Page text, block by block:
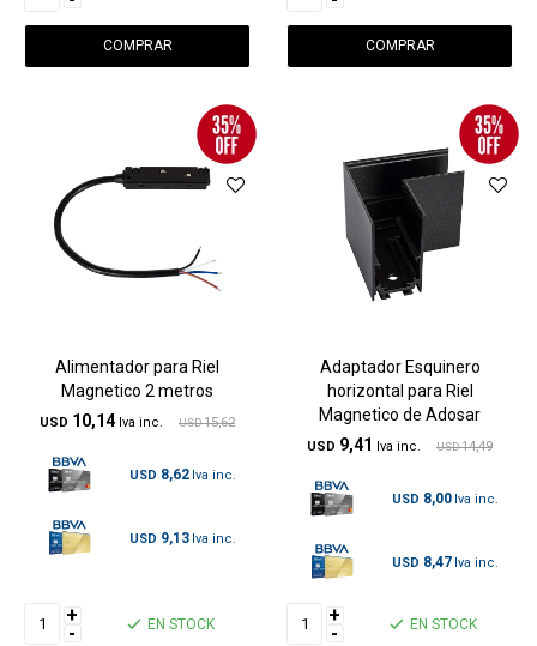
Alimentador para Riel
Magnetico 2 metros
USD 10,14 USD 15,62
USD 8,62
USD 9,13
+
- EN STOCK
Adaptador Esquinero
horizontal para Riel
Magnetico de Adosar
USD 9,41 USD 14,49
USD 8,00
USD 8,47
+
- EN STOCK